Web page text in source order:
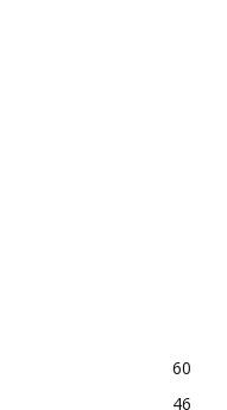
60
46